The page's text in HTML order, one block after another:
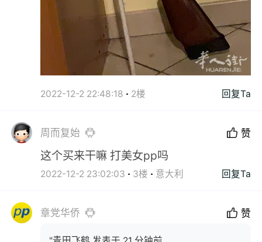
2022-12-2 22:48:18 2楼 回复Ta
周而复始 赞
这个买来干嘛 打美女pp吗
2022-12-2 23:02:03 3楼 意大利 回复Ta
章党华侨 赞